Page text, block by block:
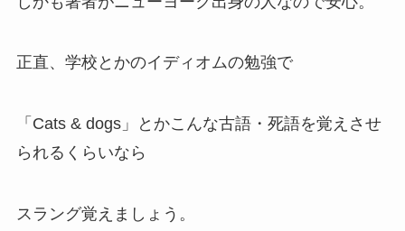
正直、学校とかのイディオムの勉強で
「Cats & dogs」とかこんな古語・死語を覚えさせ
られるくらいなら
スラング覚えましょう。